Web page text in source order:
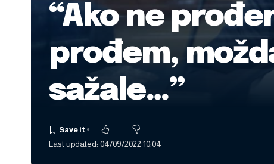
“Ako ne
prođem,
sažale…”
Last updated: 04/09/2022 10:04